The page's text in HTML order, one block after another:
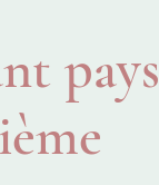
pays